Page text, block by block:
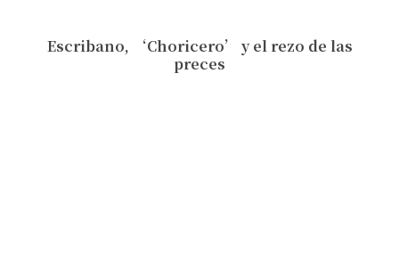
Escribano, ‘Choricero’ y el rezo de las
preces